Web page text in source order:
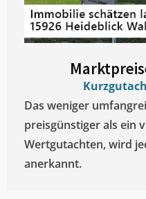
Das weniger
preisgünstiger als ein
Wertgutachten, wird
anerkannt.